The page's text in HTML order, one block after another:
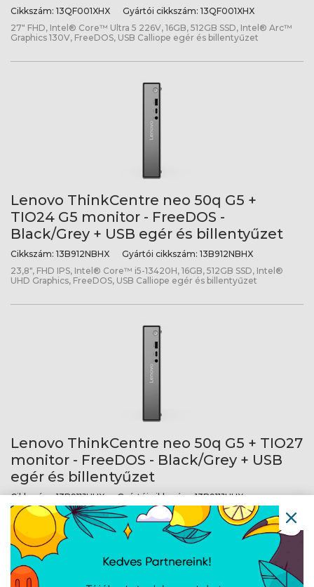
Cikkszám: 13QF001XHX Gyártói cikkszám: 13QF001XHX
27" FHD, Intel® Core™ Ultra 5 226V, 16GB, 512GB SSD, Intel® Arc™
Graphics 130V, FreeDOS, USB Calliope egér és billentyűzet
Lenovo ThinkCentre neo 50q G5 +
TIO24 G5 monitor - FreeDOS -
Black/Grey + USB egér és billentyűzet
Cikkszám: 13B912NBHX Gyártói cikkszám: 13B912NBHX
23,8", FHD IPS, Intel® Core™ i5-13420H, 16GB, 512GB SSD, Intel®
UHD Graphics, FreeDOS, USB Calliope egér és billentyűzet
Lenovo ThinkCentre neo 50q G5 + TIO27
monitor - FreeDOS - Black/Grey + USB
egér és billentyűzet
Cikkszám:13B911JHHX Gyártói cikkszám:13B911JHHX
27", QHD IPS, Intel® Core™ i5-13420H, 16GB, 512GB SSD, Intel® UHD
Graphics, FreeDOS, USB Calliope egér és billentyűzet